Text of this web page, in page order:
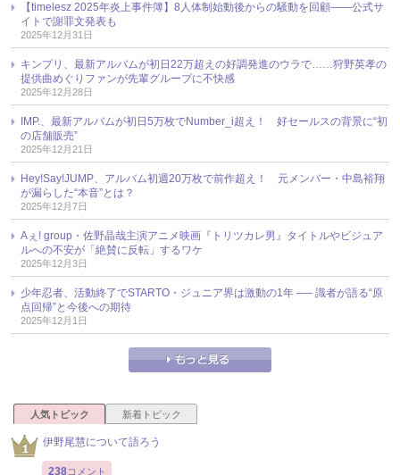
【timelesz 2025年炎上事件簿】8人体制始動後からの騒動を回顧――公式サ
イトで謝罪文発表も
2025年12月31日
キンプリ、最新アルバムが初日22万超えの好調発進のウラで……狩野英孝の
提供曲めぐりファンが先輩グループに不快感
2025年12月28日
IMP.、最新アルバムが初日5万枚でNumber_i超え！ 好セールスの背景に“初
の店舗販売”
2025年12月21日
Hey!Say!JUMP、アルバム初週20万枚で前作超え！ 元メンバー・中島裕翔
が漏らした“本音”とは？
2025年12月7日
Aぇ! group・佐野晶哉主演アニメ映画『トリツカレ男』タイトルやビジュア
ルへの不安が「絶賛に反転」するワケ
2025年12月3日
少年忍者、活動終了でSTARTO・ジュニア界は激動の1年 ── 識者が語る“原
点回帰”と今後への期待
2025年12月1日
人気トピック 新着トピック
伊野尾慧について語ろう
238コメント